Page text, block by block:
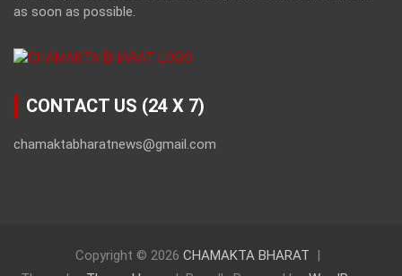
as soon as possible.
CONTACT US (24 X 7)
chamaktabharatnews@gmail.com
Copyright © 2026 CHAMAKTA BHARAT